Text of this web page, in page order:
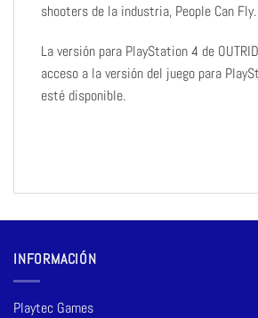
shooters de la industria, People Can Fly.
La versión para PlayStation 4 de
acceso a la versión del juego para
esté disponible.
INFORMACIÓN
Playtec Games